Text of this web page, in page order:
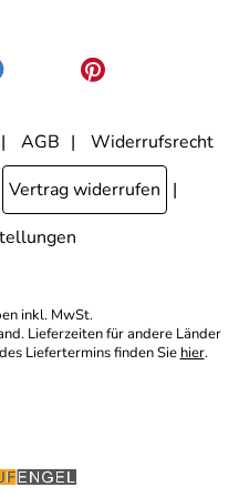
Newsletters anklicke. Die
Kenntnis genommen.
AGB
Widerrufsrecht
Vertrag widerrufen
inkl. MwSt.
Lieferzeiten für andere Länder
Liefertermins finden Sie hier.